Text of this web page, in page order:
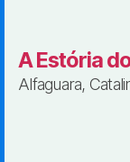
A Estória
Alfaguara,